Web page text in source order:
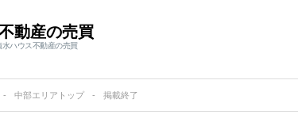
動産の売買
ハウス不動産の売買
中部エリアトップ 掲載終了